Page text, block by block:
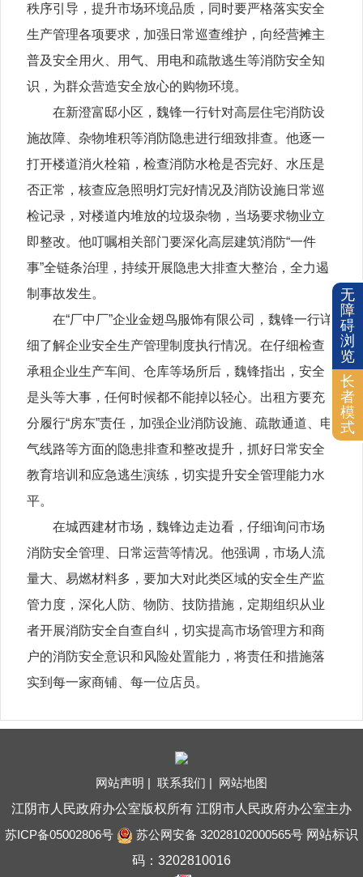
秩序引导，提升市场环境品质，同时要严格落实安全
生产管理各项要求，加强日常巡查维护，向经营摊主
普及安全用火、用气、用电和疏散逃生等消防安全知
识，为群众营造安全放心的购物环境。
在新澄富邸小区，魏锋一行针对高层住宅消防设
施故障、杂物堆积等消防隐患进行细致排查。他逐一
打开楼道消火栓箱，检查消防水枪是否完好、水压是
否正常，核查应急照明灯完好情况及消防设施日常巡
检记录，对楼道内堆放的垃圾杂物，当场要求物业立
即整改。他叮嘱相关部门要深化高层建筑消防“一件
事”全链条治理，持续开展隐患大排查大整治，全力遏
制事故发生。
在“厂中厂”企业金翅鸟服饰有限公司，魏锋一行详
细了解企业安全生产管理制度执行情况。在仔细检查
承租企业生产车间、仓库等场所后，魏锋指出，安全
是头等大事，任何时候都不能掉以轻心。出租方要充
分履行“房东”责任，加强企业消防设施、疏散通道、电
气线路等方面的隐患排查和整改提升，抓好日常安全
教育培训和应急逃生演练，切实提升安全管理能力水
平。
在城西建材市场，魏锋边走边看，仔细询问市场
消防安全管理、日常运营等情况。他强调，市场人流
量大、易燃材料多，要加大对此类区域的安全生产监
管力度，深化人防、物防、技防措施，定期组织从业
者开展消防安全自查自纠，切实提高市场管理方和商
户的消防安全意识和风险处置能力，将责任和措施落
实到每一家商铺、每一位店员。
网站声明 | 联系我们 | 网站地图
江阴市人民政府办公室版权所有 江阴市人民政府办公室主办
苏ICP备05002806号
苏公网安备 32028102000565号网站标识
码：3202810016
无
障
碍
浏
览
长
者
模
式